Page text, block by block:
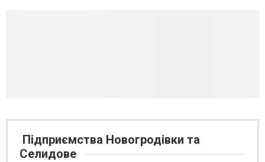
Підприємства Новогродівки та
Селидове